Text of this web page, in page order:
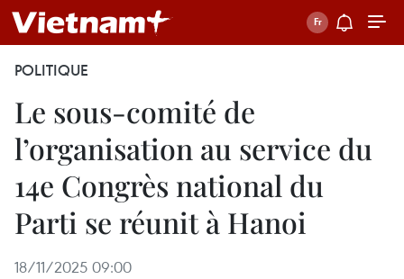
POLITIQUE
Le sous-comité de
l’organisation au service du
14e Congrès national du
Parti se réunit à Hanoi
18/11/2025 09:00